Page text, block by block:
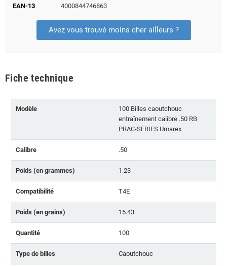
EAN-13
4000844746863
Avez vous trouvé moins cher ailleurs ?
Fiche technique
Modèle
100 Billes caoutchouc
entraînement calibre .50 RB
PRAC-SERIES Umarex
Calibre .50
Poids (en grammes) 1.23
Compatibilité T4E
Poids (en grains) 15.43
Quantité 100
Type de billes Caoutchouc